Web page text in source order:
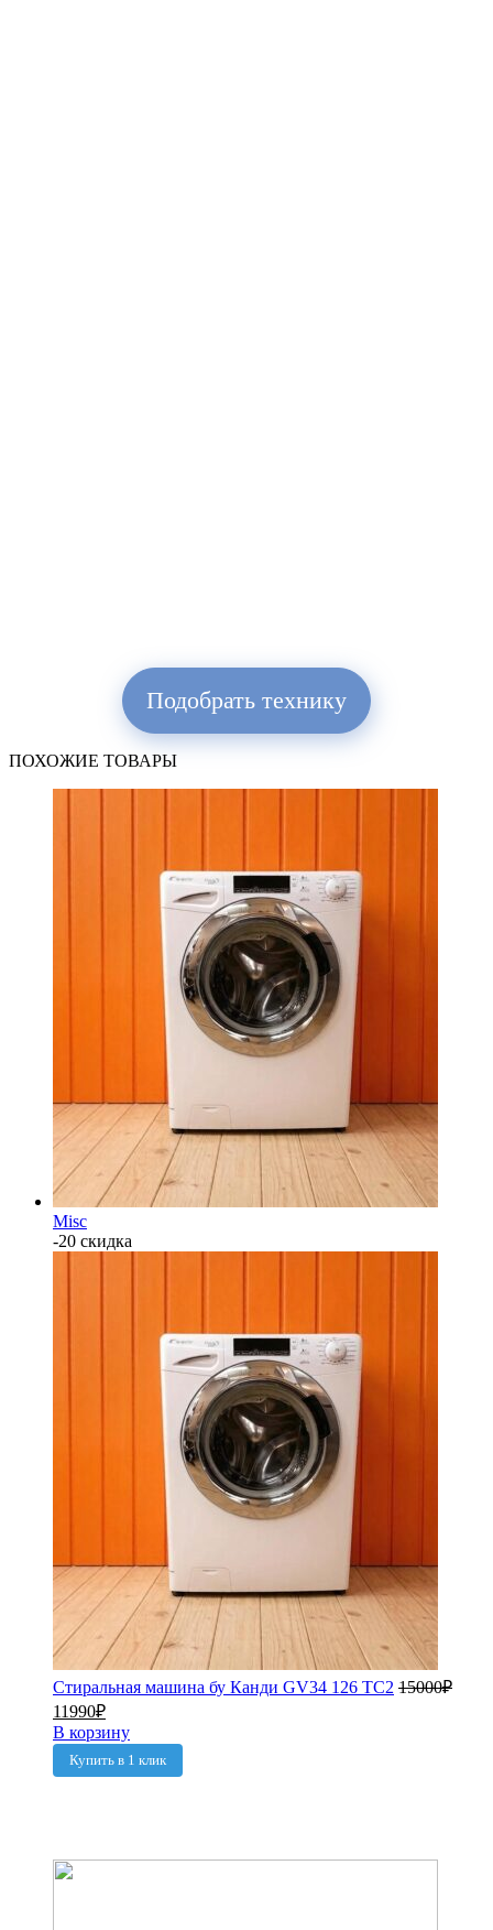
Подобрать технику
ПОХОЖИЕ ТОВАРЫ
Misc
-20 скидка
Стиральная машина бу Канди GV34 126 TC2 15000₽
11990₽
В корзину
Купить в 1 клик